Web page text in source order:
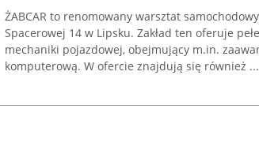
ŻABCAR to renomowany warsztat
Spacerowej 14 w Lipsku. Zakład ten oferuje
mechaniki pojazdowej, obejmujący m.in.
komputerową. W ofercie znajdują się również ...